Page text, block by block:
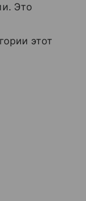
Это
этот